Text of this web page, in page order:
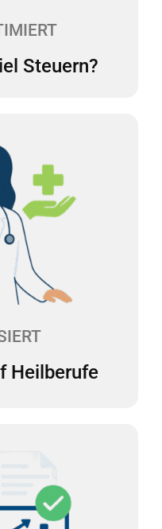
Steuern?
Heilberufe
des
und verfügen über
Bereich. Wir
Besonderheiten bei